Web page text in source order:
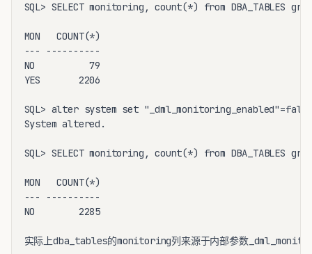
SQL> SELECT monitoring, count(*) from DBA_TABLES
MON   COUNT(*)
--- ----------
NO          79
YES       2206
SQL> alter system set
System altered.
SQL> SELECT monitoring, count(*) from DBA_TABLES
MON   COUNT(*)
--- ----------
NO        2285
实际上dba_tables的monitoring列来源于内部参数